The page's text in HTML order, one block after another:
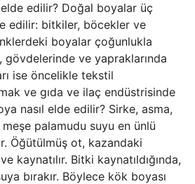
edilir? Doğal boyalar üç
edilir: bitkiler, böcekler ve
boyalar çoğunlukla
ve yapraklarında
ise öncelikle tekstil
ve gıda ve ilaç endüstrisinde
nasıl elde edilir? Sirke, asma,
palamudu suyu en ünlü
Öğütülmüş ot, kazandaki
kaynatılır. Bitki kaynatıldığında,
bırakır. Böylece kök boyası